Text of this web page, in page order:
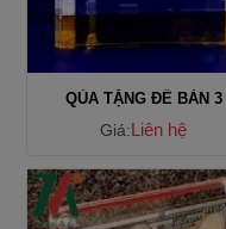
QÙA TẶNG ĐỂ BÀN 3
Giá:Liên hệ